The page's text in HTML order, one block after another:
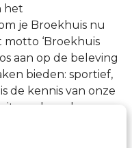
het
je Broekhuis nu
‘Broekhuis
aan op de beleving
bieden: sportief,
de kennis van onze
een breed
racefiets of ATB,